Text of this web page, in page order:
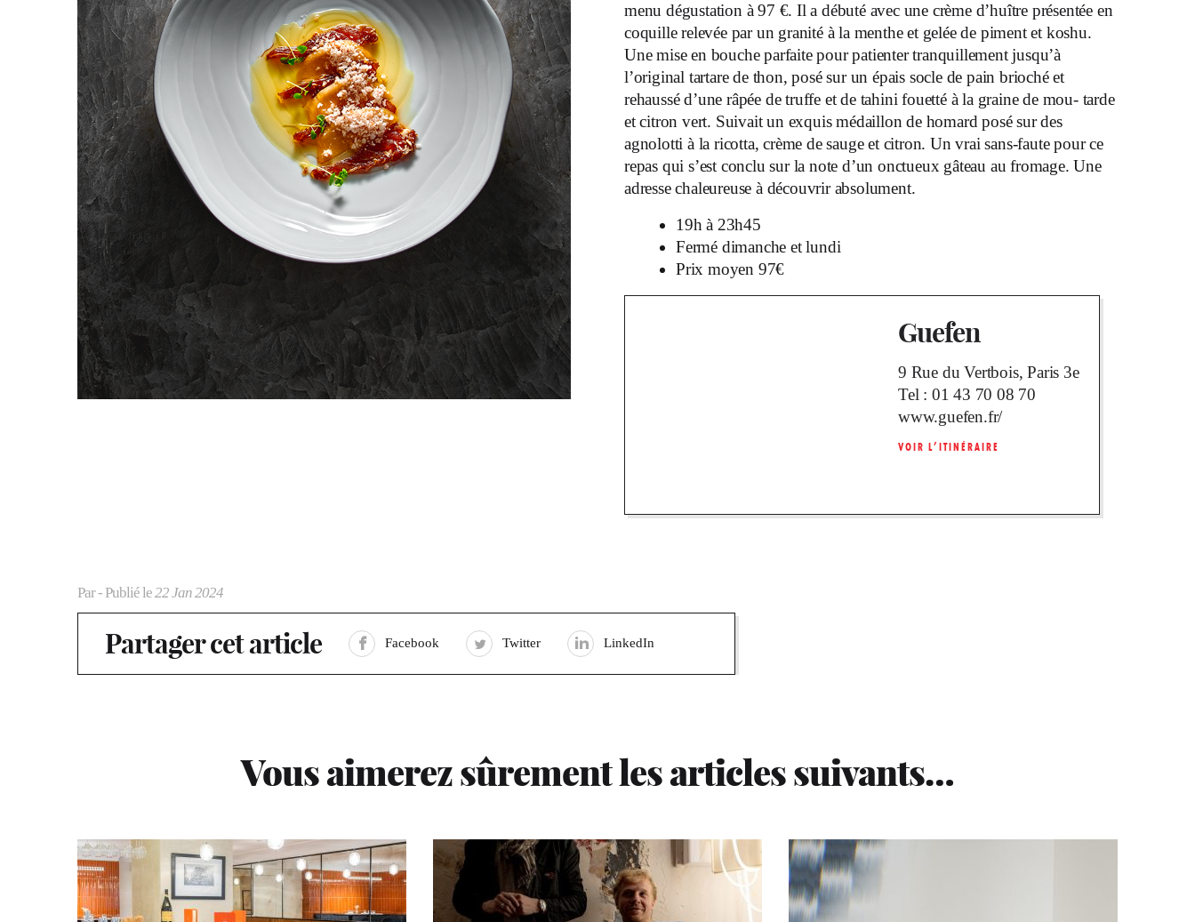
menu dégustation à 97 €. Il a débuté avec une crème d’huître présentée en
coquille relevée par un granité à la menthe et gelée de piment et koshu.
Une mise en bouche parfaite pour patienter tranquillement jusqu’à
l’original tartare de thon, posé sur un épais socle de pain brioché et
rehaussé d’une râpée de truffe et de tahini fouetté à la graine de mou- tarde
et citron vert. Suivait un exquis médaillon de homard posé sur des
agnolotti à la ricotta, crème de sauge et citron. Un vrai sans-faute pour ce
repas qui s’est conclu sur la note d’un onctueux gâteau au fromage. Une
adresse chaleureuse à découvrir absolument.
19h à 23h45
Fermé dimanche et lundi
Prix moyen 97€
Guefen
9 Rue du Vertbois, Paris 3e
Tel : 01 43 70 08 70
www.guefen.fr/
VOIR L’ITINÉRAIRE
Par- Publié le22 Jan 2024
Partager cet article Facebook Twitter LinkedIn
Vous aimerez sûrement les articles suivants…